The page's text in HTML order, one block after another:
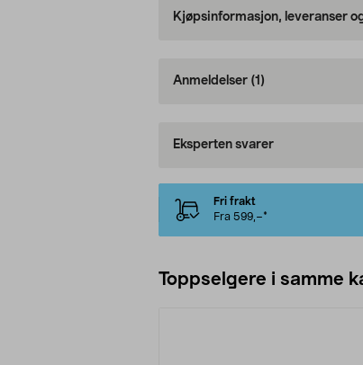
Kjøpsinformasjon, leveranser
Anmeldelser (1)
Eksperten svarer
Fri frakt
Fra 599,–*
Toppselgere i samme